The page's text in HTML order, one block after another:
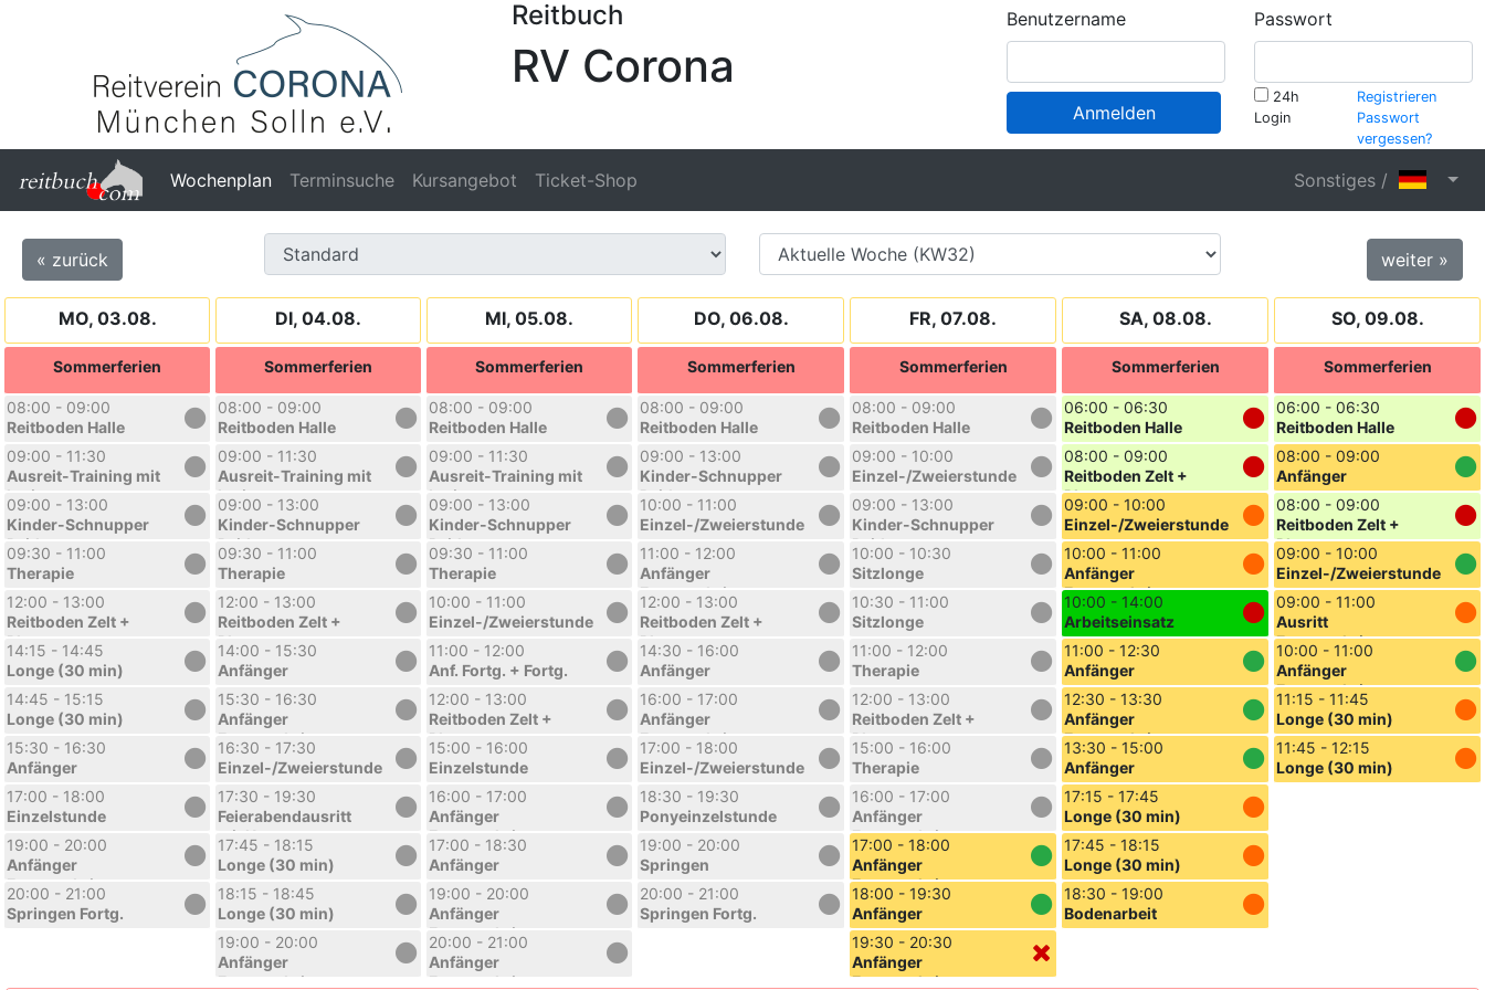
Reitbuch
RV Corona
Benutzername Passwort
Anmelden
24h
Login
Registrieren
Passwort
vergessen?
Wochenplan Terminsuche Kursangebot Ticket-Shop Sonstiges /
« zurück weiter »
MO, 03.08.
Sommerferien
08:00 - 09:00
Reitboden Halle
09:00 - 11:30
Ausreit-Training mit
Larissa
09:00 - 13:00
Kinder-Schnupper
Reitkurs
Sommerferien 1.
Woche
09:30 - 11:00
Therapie
12:00 - 13:00
Reitboden Zelt +
Platz
14:15 - 14:45
Longe (30 min)
14:45 - 15:15
Longe (30 min)
15:30 - 16:30
Anfänger
17:00 - 18:00
Einzelstunde
19:00 - 20:00
Anfänger
Fortgeschritten
20:00 - 21:00
Springen Fortg.
DI, 04.08.
Sommerferien
08:00 - 09:00
Reitboden Halle
09:00 - 11:30
Ausreit-Training mit
Larissa
09:00 - 13:00
Kinder-Schnupper
Reitkurs
Sommerferien 1.
Woche
09:30 - 11:00
Therapie
12:00 - 13:00
Reitboden Zelt +
Platz
14:00 - 15:30
Anfänger
15:30 - 16:30
Anfänger
Fortgeschritten
16:30 - 17:30
Einzel-/Zweierstunde
17:30 - 19:30
Feierabendausritt
mit Nora
17:45 - 18:15
Longe (30 min)
18:15 - 18:45
Longe (30 min)
19:00 - 20:00
Anfänger
Fortgeschritten
MI, 05.08.
Sommerferien
08:00 - 09:00
Reitboden Halle
09:00 - 11:30
Ausreit-Training mit
Larissa
09:00 - 13:00
Kinder-Schnupper
Reitkurs
Sommerferien 1.
Woche
09:30 - 11:00
Therapie
10:00 - 11:00
Einzel-/Zweierstunde
11:00 - 12:00
Anf. Fortg. + Fortg.
12:00 - 13:00
Reitboden Zelt +
Platz
15:00 - 16:00
Einzelstunde
16:00 - 17:00
Anfänger
Fortgeschritten
17:00 - 18:30
Anfänger
19:00 - 20:00
Anfänger
Fortgeschritten
20:00 - 21:00
Anfänger
Fortgeschritten
DO, 06.08.
Sommerferien
08:00 - 09:00
Reitboden Halle
09:00 - 13:00
Kinder-Schnupper
Reitkurs
Sommerferien 1.
Woche
10:00 - 11:00
Einzel-/Zweierstunde
11:00 - 12:00
Anfänger
Fortgeschritten
12:00 - 13:00
Reitboden Zelt +
Platz
14:30 - 16:00
Anfänger
16:00 - 17:00
Anfänger
Fortgeschritten
17:00 - 18:00
Einzel-/Zweierstunde
18:30 - 19:30
Ponyeinzelstunde
19:00 - 20:00
Springen
20:00 - 21:00
Springen Fortg.
FR, 07.08.
Sommerferien
08:00 - 09:00
Reitboden Halle
09:00 - 10:00
Einzel-/Zweierstunde
09:00 - 13:00
Kinder-Schnupper
Reitkurs
Sommerferien 1.
Woche
10:00 - 10:30
Sitzlonge
10:30 - 11:00
Sitzlonge
11:00 - 12:00
Therapie
12:00 - 13:00
Reitboden Zelt +
Platz
15:00 - 16:00
Therapie
16:00 - 17:00
Anfänger
Fortgeschritten
17:00 - 18:00
Anfänger
Fortgeschritten
18:00 - 19:30
Anfänger
19:30 - 20:30
Anfänger
Fortgeschritten
SA, 08.08.
Sommerferien
06:00 - 06:30
Reitboden Halle
08:00 - 09:00
Reitboden Zelt +
Platz
09:00 - 10:00
Einzel-/Zweierstunde
10:00 - 11:00
Anfänger
Fortgeschritten
10:00 - 14:00
Arbeitseinsatz
11:00 - 12:30
Anfänger
12:30 - 13:30
Anfänger
Fortgeschritten
13:30 - 15:00
Anfänger
17:15 - 17:45
Longe (30 min)
17:45 - 18:15
Longe (30 min)
18:30 - 19:00
Bodenarbeit
SO, 09.08.
Sommerferien
06:00 - 06:30
Reitboden Halle
08:00 - 09:00
Anfänger
08:00 - 09:00
Reitboden Zelt +
Platz
09:00 - 10:00
Einzel-/Zweierstunde
09:00 - 11:00
Ausritt
Fortgeschritten
10:00 - 11:00
Anfänger
Fortgeschritten
11:15 - 11:45
Longe (30 min)
11:45 - 12:15
Longe (30 min)